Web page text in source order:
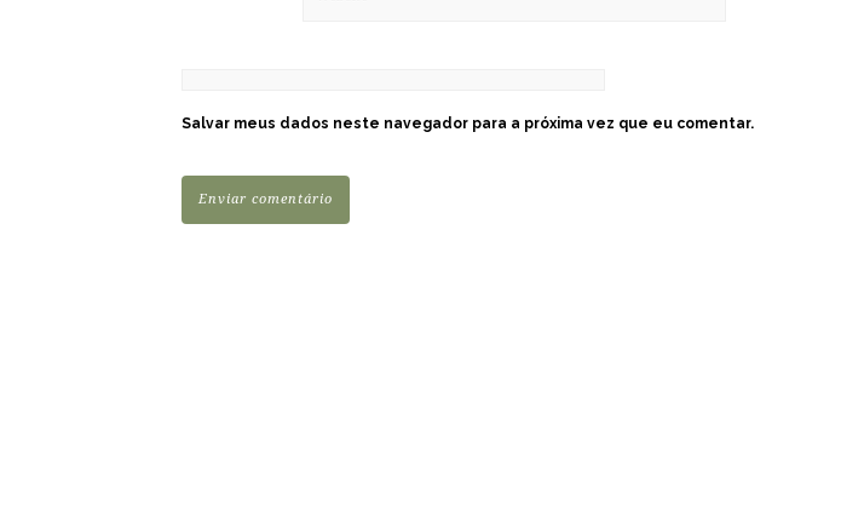
Salvar meus dados neste navegador para a próxima vez que eu comentar.